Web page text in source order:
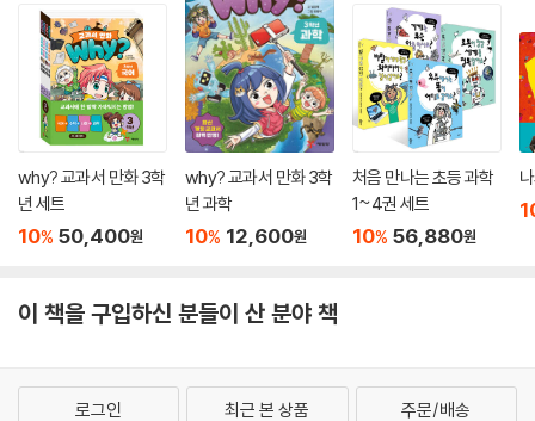
why? 교과서 만화 3학
년 세트
10% 50,400원
why? 교과서 만화 3학
년 과학
10% 12,600원
처음 만나는 초등 과학
1~4권 세트
10% 56,880원
이 책을 구입하신 분들이 산 분야 책
로그인 최근 본 상품 주문/배송